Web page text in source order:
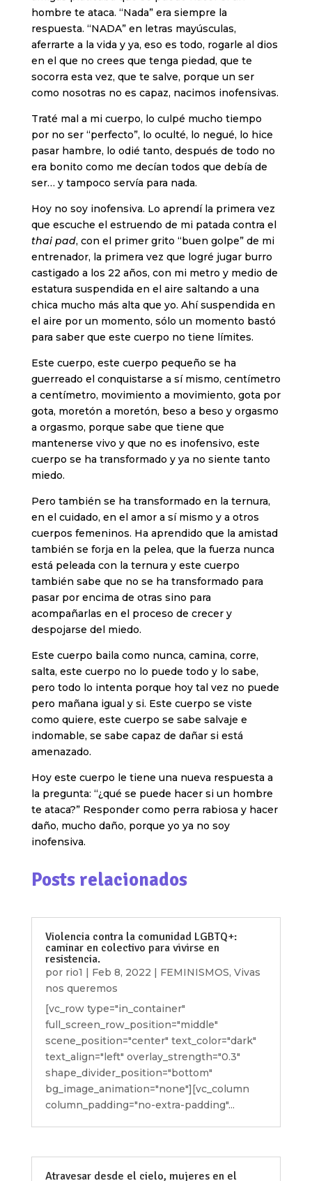
hombre te ataca. “Nada” era siempre la
respuesta. “NADA” en letras mayúsculas,
aferrarte a la vida y ya, eso es todo, rogarle al dios
en el que no crees que tenga piedad, que te
socorra esta vez, que te salve, porque un ser
como nosotras no es capaz, nacimos inofensivas.
Traté mal a mi cuerpo, lo culpé mucho tiempo
por no ser “perfecto”, lo oculté, lo negué, lo hice
pasar hambre, lo odié tanto, después de todo no
era bonito como me decían todos que debía de
ser… y tampoco servía para nada.
Hoy no soy inofensiva. Lo aprendí la primera vez
que escuche el estruendo de mi patada contra el
thai pad, con el primer grito “buen golpe” de mi
entrenador, la primera vez que logré jugar burro
castigado a los 22 años, con mi metro y medio de
estatura suspendida en el aire saltando a una
chica mucho más alta que yo. Ahí suspendida en
el aire por un momento, sólo un momento bastó
para saber que este cuerpo no tiene límites.
Este cuerpo, este cuerpo pequeño se ha
guerreado el conquistarse a sí mismo, centímetro
a centímetro, movimiento a movimiento, gota por
gota, moretón a moretón, beso a beso y orgasmo
a orgasmo, porque sabe que tiene que
mantenerse vivo y que no es inofensivo, este
cuerpo se ha transformado y ya no siente tanto
miedo.
Pero también se ha transformado en la ternura,
en el cuidado, en el amor a sí mismo y a otros
cuerpos femeninos. Ha aprendido que la amistad
también se forja en la pelea, que la fuerza nunca
está peleada con la ternura y este cuerpo
también sabe que no se ha transformado para
pasar por encima de otras sino para
acompañarlas en el proceso de crecer y
despojarse del miedo.
Este cuerpo baila como nunca, camina, corre,
salta, este cuerpo no lo puede todo y lo sabe,
pero todo lo intenta porque hoy tal vez no puede
pero mañana igual y si. Este cuerpo se viste
como quiere, este cuerpo se sabe salvaje e
indomable, se sabe capaz de dañar si está
amenazado.
Hoy este cuerpo le tiene una nueva respuesta a
la pregunta: “¿qué se puede hacer si un hombre
te ataca?” Responder como perra rabiosa y hacer
daño, mucho daño, porque yo ya no soy
inofensiva.
Posts relacionados
Violencia contra la comunidad LGBTQ+:
caminar en colectivo para vivirse en
resistencia.
por rio1 Feb 8, 2022 FEMINISMOS, Vivas
nos queremos
[vc_row type="in_container"
full_screen_row_position="middle"
scene_position="center" text_color="dark"
text_align="left" overlay_strength="0.3"
shape_divider_position="bottom"
bg_image_animation="none"][vc_column
column_padding="no-extra-padding"...
Atravesar desde el cielo, mujeres en el